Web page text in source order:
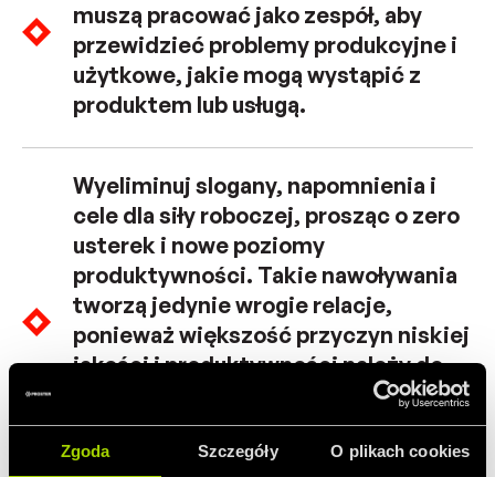
Zgoda Szczegóły O plikach cookies
muszą pracować jako zespół, aby
przewidzieć problemy produkcyjne i
użytkowe, jakie mogą wystąpić z
produktem lub usługą.
Wyeliminuj slogany, napomnienia i
cele dla siły roboczej, prosząc o zero
usterek i nowe poziomy
produktywności. Takie nawoływania
tworzą jedynie wrogie relacje,
ponieważ większość przyczyn niskiej
jakości i produktywności należy do
zasięgiem siły roboczej.